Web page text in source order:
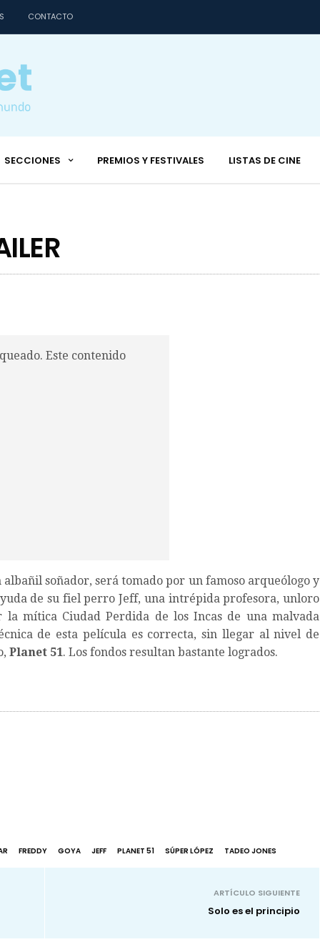
CONTACTO
SECCIONES PREMIOS Y FESTIVALES LISTAS DE CINE
Este contenido
albañil soñador, será tomado por un famoso arqueólogo y
de su fiel perro Jeff, una intrépida profesora, unloro
mítica Ciudad Perdida de los Incas de una malvada
de esta película es correcta, sin llegar al nivel de
Planet 51. Los fondos resultan bastante logrados.
FREDDY GOYA JEFF PLANET 51 SÚPER LÓPEZ TADEO JONES
ARTÍCULO SIGUIENTE
Solo es el principio